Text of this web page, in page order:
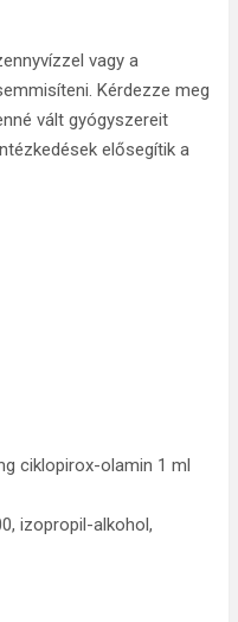
vagy a
Kérdezze meg
vált gyógyszereit
elősegítik a
ciklopirox-olamin 1 ml
izopropil-alkohol,